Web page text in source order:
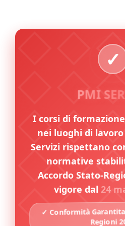
PMI
I corsi di
nei luoghi di
Servizi rispettano
normative
Accordo Stato-
vigore dal 24
✓ Conformità